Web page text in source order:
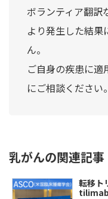
ボランティア翻訳
より発生した結果
ん。
ご自身の疾患に
にご相談ください。
乳がんの関連記事
転移ト
tilimab